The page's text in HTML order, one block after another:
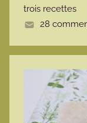
trois recettes
28